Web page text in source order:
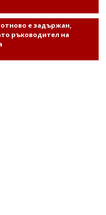
е задържан,
ръководител на